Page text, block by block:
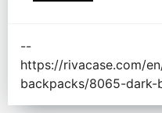
--
https://rivacase.com/
backpacks/8065-dark-